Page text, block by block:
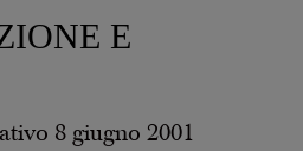
E
8 giugno 2001